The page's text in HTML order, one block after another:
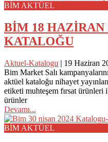
BİM AKTÜEL
BİM 18 HAZİRAN
KATALOĞU
Aktuel-Katalogu | 19 Haziran
Bim Market Salı
aktüel kataloğu nihayet
etiketi muhteşem fırsat ürünleri
ürünler
Devamı...
BİM AKTÜEL